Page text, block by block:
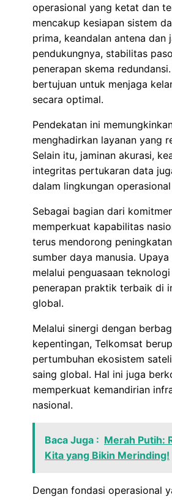
operasional yang ketat dan
mencakup kesiapan sistem
prima, keandalan antena dan
pendukungnya, stabilitas
penerapan skema
bertujuan untuk menjaga
secara optimal.
Pendekatan ini
menghadirkan layanan yang
Selain itu, jaminan akurasi,
integritas pertukaran data
dalam lingkungan
Sebagai bagian dari
memperkuat kapabilitas
terus mendorong
sumber daya manusia.
melalui penguasaan
penerapan praktik terbaik di
global.
Melalui sinergi dengan
kepentingan, Telkomsat
pertumbuhan ekosistem
saing global. Hal ini juga
memperkuat kemandirian
nasional.
Baca Juga : Merah Putih:
Kita yang Bikin Merinding!
Dengan fondasi operasional